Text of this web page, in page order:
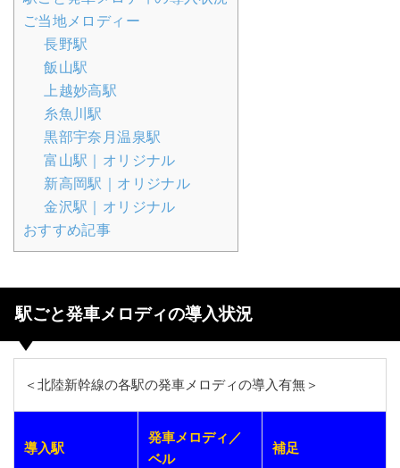
ご当地メロディー
長野駅
飯山駅
上越妙高駅
糸魚川駅
黒部宇奈月温泉駅
富山駅｜オリジナル
新高岡駅｜オリジナル
金沢駅｜オリジナル
おすすめ記事
駅ごと発車メロディの導入状況
＜北陸新幹線の各駅の発車メロディの導入有無＞
導入駅
発車メロディ／
ベル
補足